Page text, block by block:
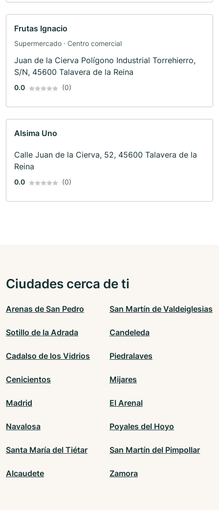
Frutas Ignacio
Supermercado · Centro comercial
Juan de la Cierva Polígono Industrial Torrehierro,
S/N, 45600 Talavera de la Reina
0.0 (0)
Alsima Uno
Calle Juan de la Cierva, 52, 45600 Talavera de la
Reina
0.0 (0)
Ciudades cerca de ti
Arenas de San Pedro San Martín de Valdeiglesias
Sotillo de la Adrada Candeleda
Cadalso de los Vidrios Piedralaves
Cenicientos Mijares
Madrid El Arenal
Navalosa Poyales del Hoyo
Santa María del Tiétar San Martín del Pimpollar
Alcaudete Zamora